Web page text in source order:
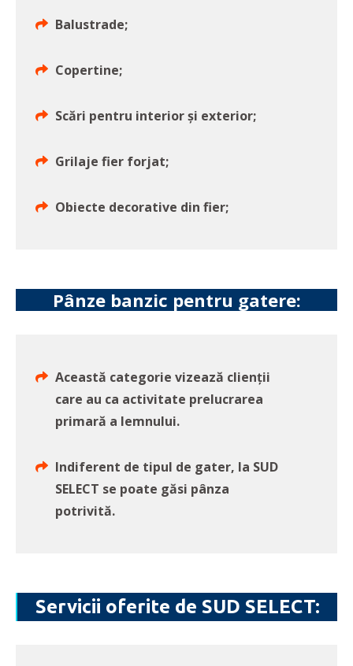
Balustrade;
Copertine;
Scări pentru interior și exterior;
Grilaje fier forjat;
Obiecte decorative din fier;
Pânze banzic pentru gatere:
Această categorie vizează clienții
care au ca activitate prelucrarea
primară a lemnului.
Indiferent de tipul de gater, la SUD
SELECT se poate găsi pânza
potrivită.
Servicii oferite de SUD SELECT: